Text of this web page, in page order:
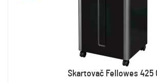
Skartovač Fellowes 425